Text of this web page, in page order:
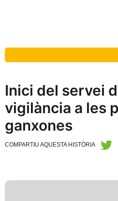
Inici del servei
vigilància a les
ganxones
COMPARTIU AQUESTA HISTÒRIA